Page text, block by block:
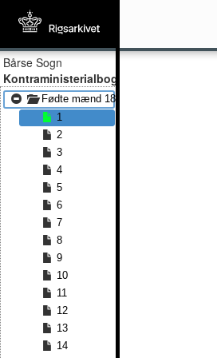
Bårse Sogn
Kontraministerialbog
Fødte mænd 1838 - Fødte mænd 1848
1
2
3
4
5
6
7
8
9
10
11
12
13
14